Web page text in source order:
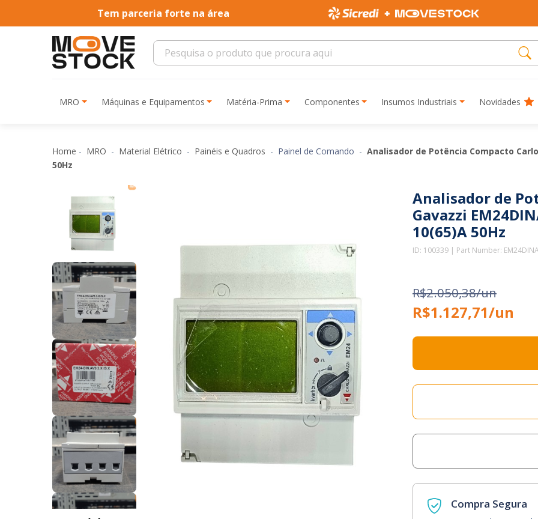
Tem parceria forte na área
MRO Máquinas e Equipamentos Matéria-Prima Componentes Insumos Industriais Novidades
Home MRO Material Elétrico Painéis e Quadros Painel de Comando
Analisador de Potência Compacto Carlo
50Hz
Analisador de
Gavazzi
10(65)A 50Hz
ID: 100339 | Part Number:
R$2.050,38/un
R$1.127,71/un
Compra Segura